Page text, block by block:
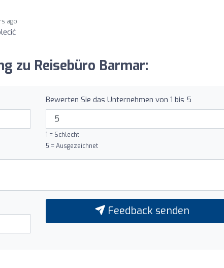
ago
zu Reisebüro Barmar:
Bewerten Sie das Unternehmen von 1 bis 5
1 = Schlecht
5 = Ausgezeichnet
Feedback senden